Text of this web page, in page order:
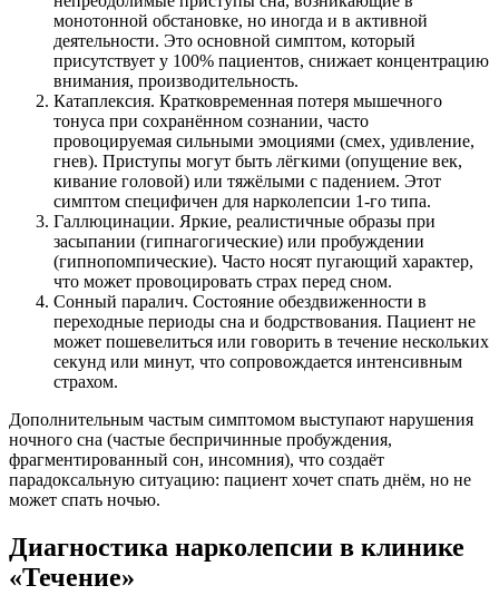
монотонной обстановке, но иногда и в активной
деятельности. Это основной симптом, который
присутствует у 100% пациентов, снижает концентрацию
внимания, производительность.
Катаплексия. Кратковременная потеря мышечного
тонуса при сохранённом сознании, часто
провоцируемая сильными эмоциями (смех, удивление,
гнев). Приступы могут быть лёгкими (опущение век,
кивание головой) или тяжёлыми с падением. Этот
симптом специфичен для нарколепсии 1-го типа.
Галлюцинации. Яркие, реалистичные образы при
засыпании (гипнагогические) или пробуждении
(гипнопомпические). Часто носят пугающий характер,
что может провоцировать страх перед сном.
Сонный паралич. Состояние обездвиженности в
переходные периоды сна и бодрствования. Пациент не
может пошевелиться или говорить в течение нескольких
секунд или минут, что сопровождается интенсивным
страхом.
Дополнительным частым симптомом выступают нарушения
ночного сна (частые беспричинные пробуждения,
фрагментированный сон, инсомния), что создаёт
парадоксальную ситуацию: пациент хочет спать днём, но не
может спать ночью.
Диагностика нарколепсии в клинике
«Течение»